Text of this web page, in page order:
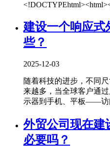
建设一个响应式
些？
2025-12-03
随着科技的进步，不同
来越多，当全球客户通
示器到手机、平板——访
外贸公司现在建
必要吗？